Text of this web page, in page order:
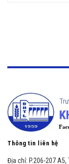
Thông tin liên hệ
Địa chỉ: P.206-207